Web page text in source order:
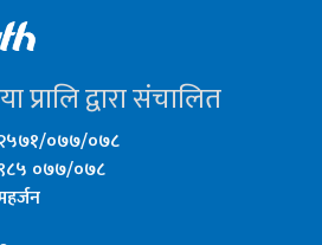
प्रालि द्वारा संचालित
०७७/०७८
०७७/०७८